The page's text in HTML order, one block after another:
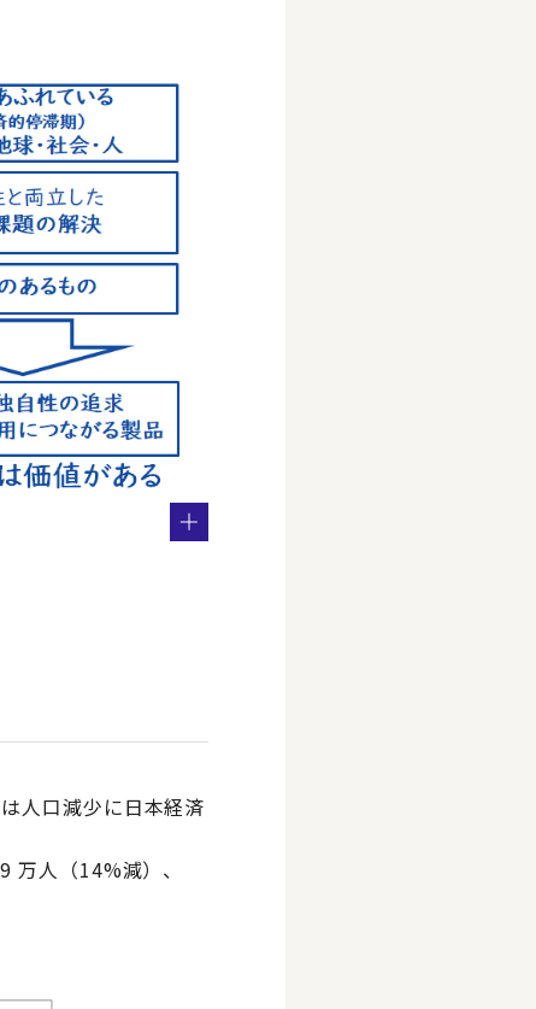
人口減少に日本経済
人（14%減）、